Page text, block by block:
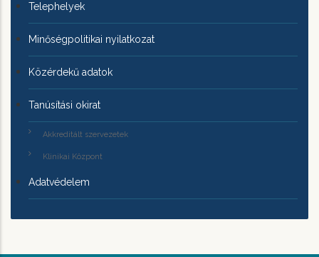
Telephelyek
Minőségpolitikai nyilatkozat
Közérdekű adatok
Tanúsítási okirat
Akkreditált szervezetek
Klinikai Központ
Adatvédelem